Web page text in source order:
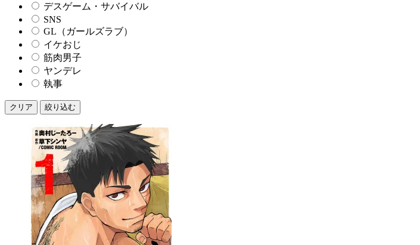
デスゲーム・サバイバル
SNS
GL（ガールズラブ）
イケおじ
筋肉男子
ヤンデレ
執事
クリア 絞り込む